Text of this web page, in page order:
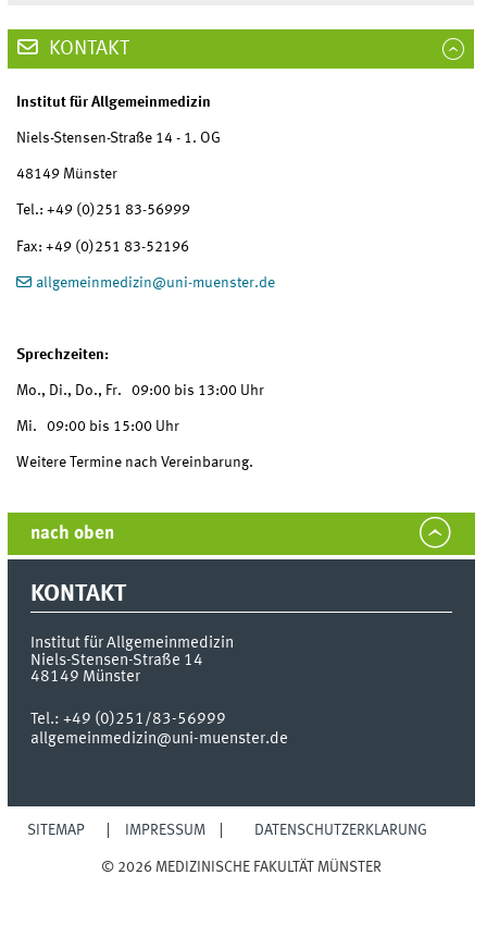
KONTAKT
Institut für Allgemeinmedizin
Niels-Stensen-Straße 14 - 1. OG
48149 Münster
Tel.: +49 (0)251 83-56999
Fax: +49 (0)251 83-52196
allgemeinmedizin@uni-muenster.de
Sprechzeiten:
Mo., Di., Do., Fr. 09:00 bis 13:00 Uhr
Mi. 09:00 bis 15:00 Uhr
Weitere Termine nach Vereinbarung.
nach oben
KONTAKT
Institut für Allgemeinmedizin
Niels-Stensen-Straße 14
48149 Münster
Tel.:+49 (0)251/83-56999
allgemeinmedizin@uni-muenster.de
SITEMAP IMPRESSUM DATENSCHUTZERKLÄRUNG
© 2026 MEDIZINISCHE FAKULTÄT MÜNSTER